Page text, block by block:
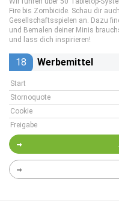
Fire bis Zombicide. Schau dir
Gesellschaftsspielen an. Dazu
und Bemalen deiner Minis
und lass dich inspirieren!
18 Werbemittel
Start
Stornoquote
Cookie
Freigabe